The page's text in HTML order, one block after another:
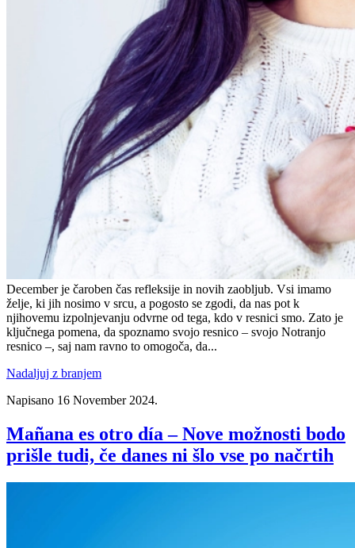
December je čaroben čas refleksije in novih zaobljub. Vsi imamo
želje, ki jih nosimo v srcu, a pogosto se zgodi, da nas pot k
njihovemu izpolnjevanju odvrne od tega, kdo v resnici smo. Zato je
ključnega pomena, da spoznamo svojo resnico – svojo Notranjo
resnico –, saj nam ravno to omogoča, da...
Nadaljuj z branjem
Napisano 16 November 2024.
Mañana es otro día – Nove možnosti bodo
prišle tudi, če danes ni šlo vse po načrtih